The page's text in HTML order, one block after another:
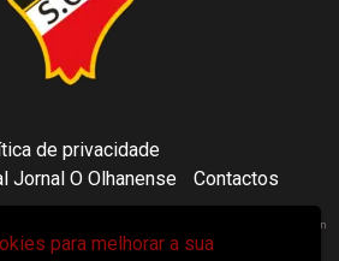
para melhorar a sua
de privacidade
Jornal O Olhanense
Contactos
- All rights reserved | Adapted by Tecni24.com | Hosted on
|Newspherepor AF themes.